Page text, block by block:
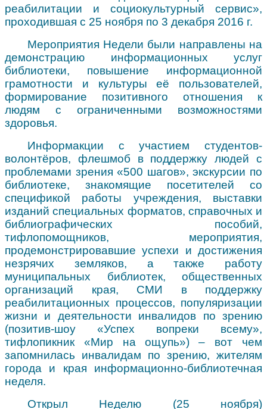
реабилитации и социокультурный сервис»,
проходившая с 25 ноября по 3 декабря 2016 г.
Мероприятия Недели были направлены на
демонстрацию информационных услуг
библиотеки, повышение информационной
грамотности и культуры её пользователей,
формирование позитивного отношения к
людям с ограниченными возможностями
здоровья.
Информакции с участием студентов-
волонтёров, флешмоб в поддержку людей с
проблемами зрения «500 шагов», экскурсии по
библиотеке, знакомящие посетителей со
спецификой работы учреждения, выставки
изданий специальных форматов, справочных и
библиографических пособий,
тифлопомощников, мероприятия,
продемонстрировавшие успехи и достижения
незрячих земляков, а также работу
муниципальных библиотек, общественных
организаций края, СМИ в поддержку
реабилитационных процессов, популяризации
жизни и деятельности инвалидов по зрению
(позитив-шоу «Успех вопреки всему»,
тифлопикник «Мир на ощупь») – вот чем
запомнилась инвалидам по зрению, жителям
города и края информационно-библиотечная
неделя.
Открыл Неделю (25 ноября)